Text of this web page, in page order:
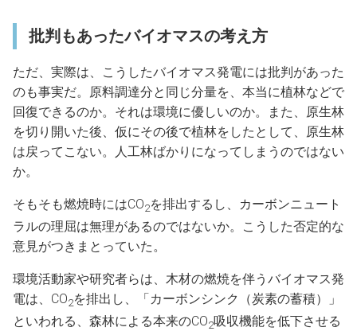
批判もあったバイオマスの考え方
ただ、実際は、こうしたバイオマス発電には批判があった
のも事実だ。原料調達分と同じ分量を、本当に植林などで
回復できるのか。それは環境に優しいのか。また、原生林
を切り開いた後、仮にその後で植林をしたとして、原生林
は戻ってこない。人工林ばかりになってしまうのではない
か。
そもそも燃焼時にはCO2を排出するし、カーボンニュート
ラルの理屈は無理があるのではないか。こうした否定的な
意見がつきまとっていた。
環境活動家や研究者らは、木材の燃焼を伴うバイオマス発
電は、CO2を排出し、「カーボンシンク（炭素の蓄積）」
といわれる、森林による本来のCO2吸収機能を低下させる